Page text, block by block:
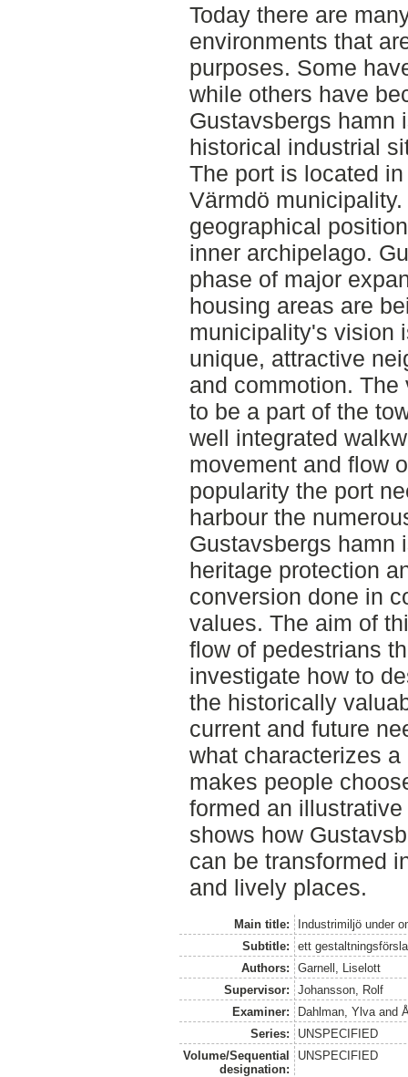
Today there are
environments that
purposes. Some
while others have
Gustavsbergs hamn
historical industrial
The port is located
Värmdö
geographical
inner archipelago.
phase of major
housing areas are
municipality's vision
unique, attractive
and commotion.
to be a part of the
well integrated
movement and flow
popularity the port
harbour the
Gustavsbergs hamn
heritage protection
conversion done in
values. The aim of
flow of pedestrians
investigate how to
the historically
current and future
what characterizes
makes people
formed an
shows how
can be transformed
and lively places.
Main title:
Industrimiljö under
Subtitle:
ett
Authors:
Garnell, Liselott
Supervisor:
Johansson, Rolf
Examiner:
Dahlman, Ylva and
Series:
UNSPECIFIED
Volume/Sequential
designation:
UNSPECIFIED